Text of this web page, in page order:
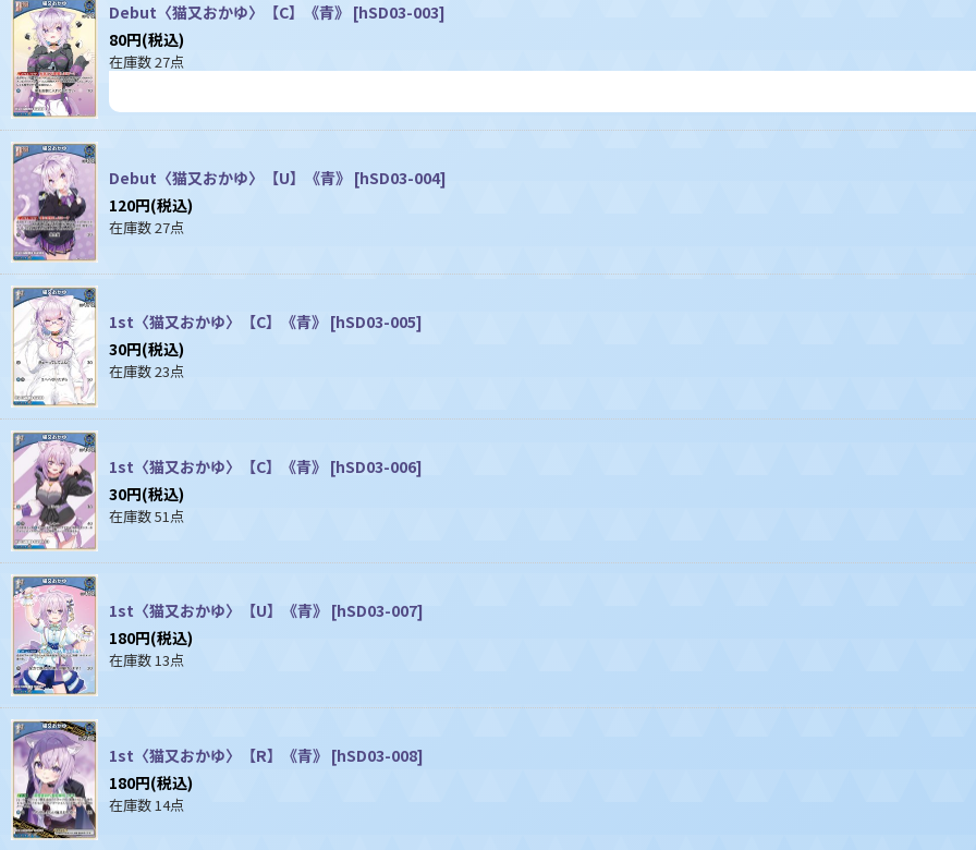
Debut〈猫又おかゆ〉【C】《青》 [hSD03-003]
80円(税込)
在庫数 27点
Debut〈猫又おかゆ〉【U】《青》 [hSD03-004]
120円(税込)
在庫数 27点
1st〈猫又おかゆ〉【C】《青》 [hSD03-005]
30円(税込)
在庫数 23点
1st〈猫又おかゆ〉【C】《青》 [hSD03-006]
30円(税込)
在庫数 51点
1st〈猫又おかゆ〉【U】《青》 [hSD03-007]
180円(税込)
在庫数 13点
1st〈猫又おかゆ〉【R】《青》 [hSD03-008]
180円(税込)
在庫数 14点